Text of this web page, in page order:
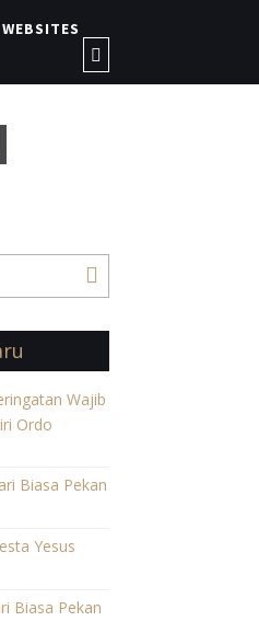
Wajib
Ordo
Biasa Pekan
Yesus
Biasa Pekan